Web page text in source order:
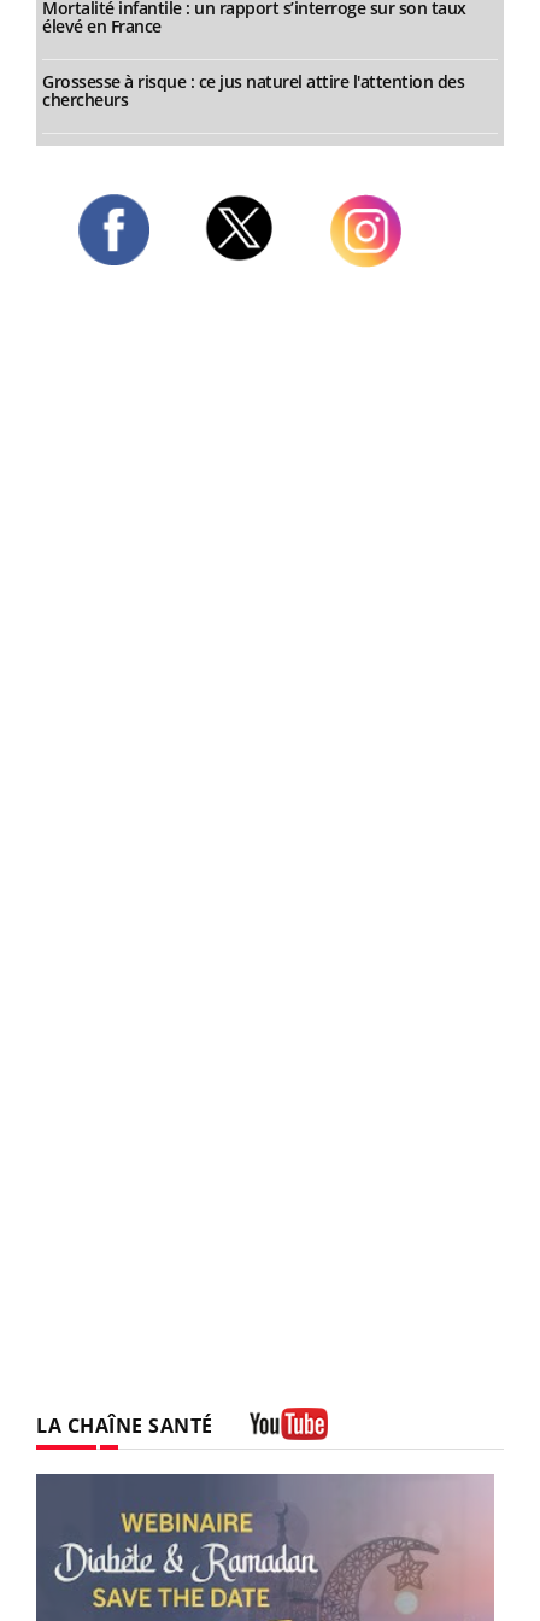
Mortalité infantile : un rapport s’interroge sur son taux
élevé en France
Grossesse à risque : ce jus naturel attire l'attention des
chercheurs
LA CHAÎNE SANTÉ